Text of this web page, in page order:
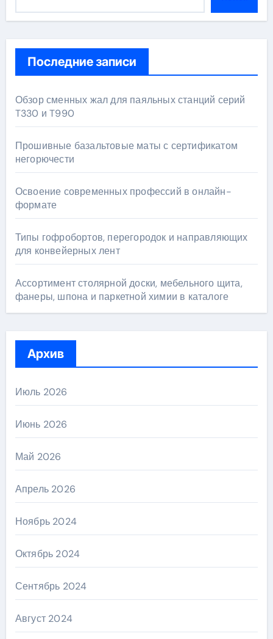
Последние записи
Обзор сменных жал для паяльных станций серий
T330 и T990
Прошивные базальтовые маты с сертификатом
негорючести
Освоение современных профессий в онлайн-
формате
Типы гофробортов, перегородок и направляющих
для конвейерных лент
Ассортимент столярной доски, мебельного щита,
фанеры, шпона и паркетной химии в каталоге
Архив
Июль 2026
Июнь 2026
Май 2026
Апрель 2026
Ноябрь 2024
Октябрь 2024
Сентябрь 2024
Август 2024